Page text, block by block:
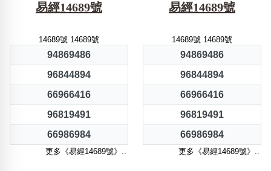
易經14689號
14689號 14689號
94869486
96844894
66966416
96819491
66986984
更多《易經14689號》..
易經14689號
14689號 14689號
94869486
96844894
66966416
96819491
66986984
更多《易經14689號》..